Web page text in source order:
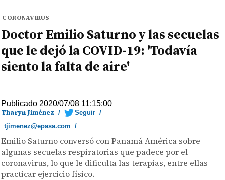
CORONAVIRUS
Doctor Emilio Saturno y las secuelas
que le dejó la COVID-19: 'Todavía
siento la falta de aire'
Publicado 2020/07/08 11:15:00
Tharyn Jiménez / Seguir /
tjimenez@epasa.com /
Emilio Saturno conversó con Panamá América sobre
algunas secuelas respiratorias que padece por el
coronavirus, lo que le dificulta las terapias, entre ellas
practicar ejercicio físico.